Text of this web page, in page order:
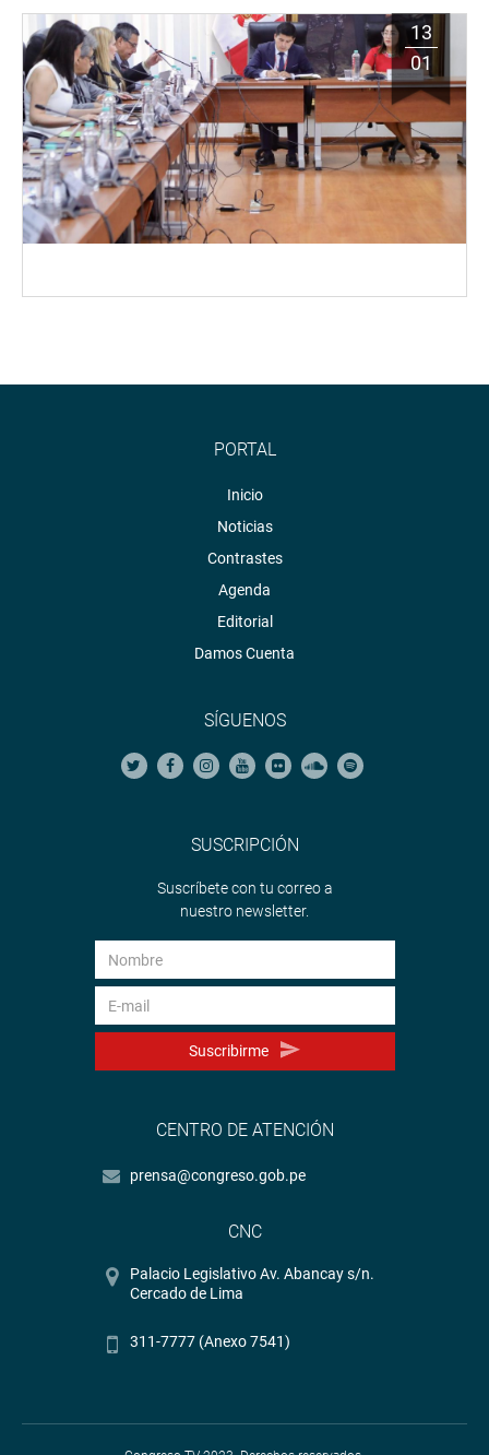
13
01
PORTAL
Inicio
Noticias
Contrastes
Agenda
Editorial
Damos Cuenta
SÍGUENOS
SUSCRIPCIÓN
Suscríbete con tu correo a
nuestro newsletter.
Suscribirme
CENTRO DE ATENCIÓN
prensa@congreso.gob.pe
CNC
Palacio Legislativo Av. Abancay s/n.
Cercado de Lima
311-7777 (Anexo 7541)